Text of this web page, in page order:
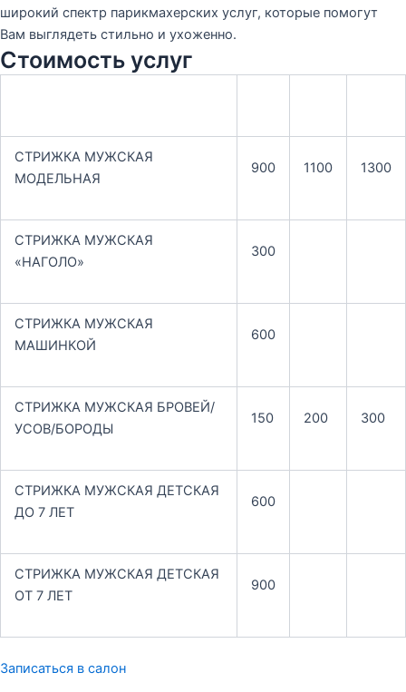
широкий спектр парикмахерских услуг, которые помогут
Вам выглядеть стильно и ухоженно.
Стоимость услуг
СТРИЖКА МУЖСКАЯ
МОДЕЛЬНАЯ
900 1100 1300
СТРИЖКА МУЖСКАЯ
«НАГОЛО»
300
СТРИЖКА МУЖСКАЯ
МАШИНКОЙ
600
СТРИЖКА МУЖСКАЯ БРОВЕЙ/
УСОВ/БОРОДЫ
150 200 300
СТРИЖКА МУЖСКАЯ ДЕТСКАЯ
ДО 7 ЛЕТ
600
СТРИЖКА МУЖСКАЯ ДЕТСКАЯ
ОТ 7 ЛЕТ
900
Записаться в салон